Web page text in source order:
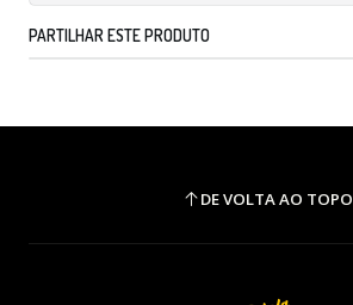
PARTILHAR ESTE PRODUTO
DE VOLTA AO TOPO